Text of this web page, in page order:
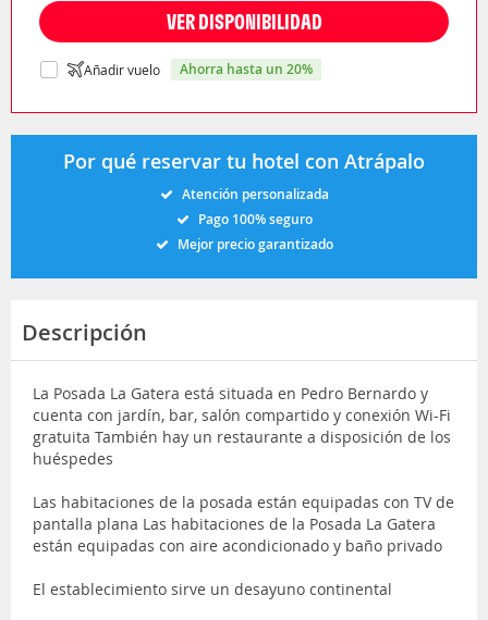
VER DISPONIBILIDAD
Añadir vuelo ahorra hasta un 20%
Por qué reservar tu hotel con Atrápalo
Atención personalizada
Pago 100% seguro
Mejor precio garantizado
Descripción
La Posada La Gatera está situada en Pedro Bernardo y
cuenta con jardín, bar, salón compartido y conexión Wi-Fi
gratuita También hay un restaurante a disposición de los
huéspedes
Las habitaciones de la posada están equipadas con TV de
pantalla plana Las habitaciones de la Posada La Gatera
están equipadas con aire acondicionado y baño privado
El establecimiento sirve un desayuno continental